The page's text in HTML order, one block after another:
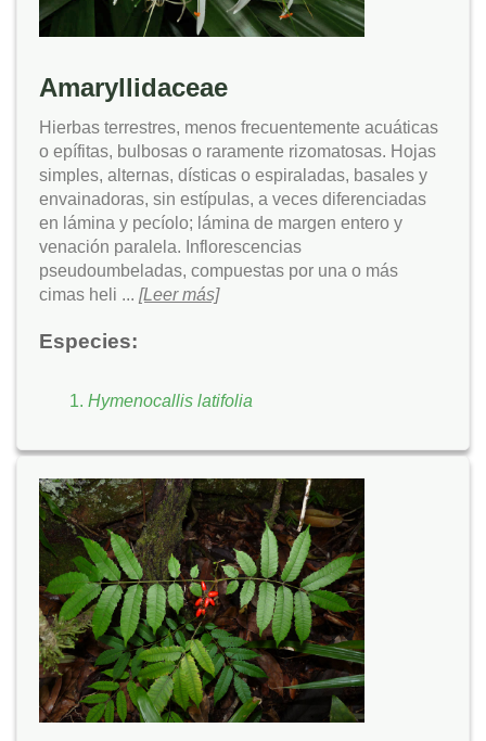
Amaryllidaceae
Hierbas terrestres, menos frecuentemente acuáticas
o epífitas, bulbosas o raramente rizomatosas. Hojas
simples, alternas, dísticas o espiraladas, basales y
envainadoras, sin estípulas, a veces diferenciadas
en lámina y pecíolo; lámina de margen entero y
venación paralela. Inflorescencias
pseudoumbeladas, compuestas por una o más
cimas heli ... [Leer más]
Especies:
Hymenocallis latifolia